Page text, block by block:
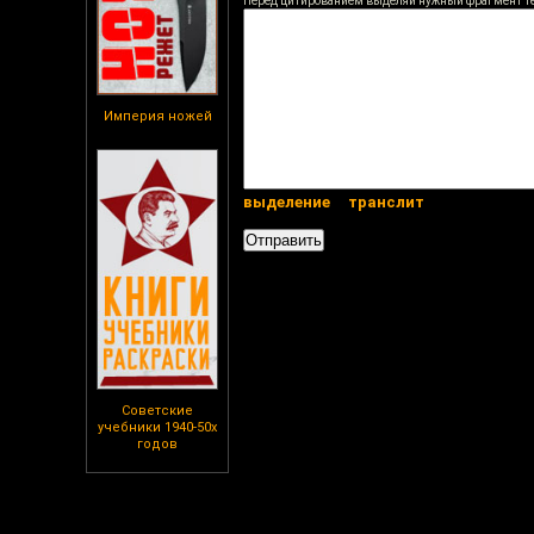
Империя ножей
Советские
учебники 1940-50х
годов
выделение транслит